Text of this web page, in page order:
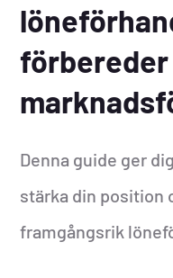
förbereder
Denna guide ger
stärka din position
framgångsrik